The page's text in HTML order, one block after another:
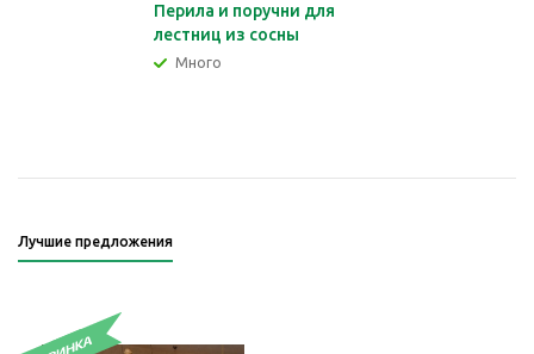
Перила и поручни для
лестниц из сосны
Много
Лучшие предложения